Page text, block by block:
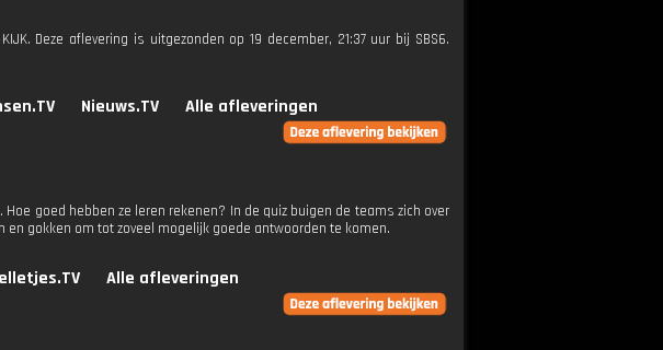
Deze aflevering is uitgezonden op 19 december, 21:37 uur bij SBS6.
Nieuws.TV Alle afleveringen
goed hebben ze leren rekenen? In de quiz buigen de teams zich over
gokken om tot zoveel mogelijk goede antwoorden te komen.
Alle afleveringen